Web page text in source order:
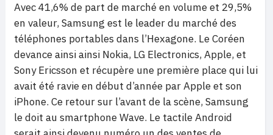
Avec 41,6% de part de marché en volume et 29,5%
en valeur, Samsung est le leader du marché des
téléphones portables dans l’Hexagone. Le Coréen
devance ainsi ainsi Nokia, LG Electronics, Apple, et
Sony Ericsson et récupère une première place qui lui
avait été ravie en début d’année par Apple et son
iPhone. Ce retour sur l’avant de la scène, Samsung
le doit au smartphone Wave. Le tactile Android